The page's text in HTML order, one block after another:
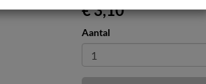
€ 3,10
Aantal